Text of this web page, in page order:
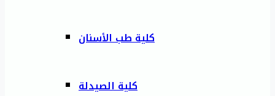
كلية طب الأسنان
كلية الصيدلة